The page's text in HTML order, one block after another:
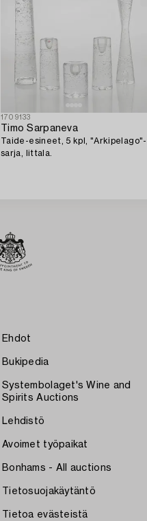
1709133
Timo Sarpaneva
Taide-esineet, 5 kpl, "Arkipelago"-
sarja, Iittala.
Ehdot
Bukipedia
Systembolaget's Wine and
Spirits Auctions
Lehdistö
Avoimet työpaikat
Bonhams - All auctions
Tietosuojakäytäntö
Tietoa evästeistä